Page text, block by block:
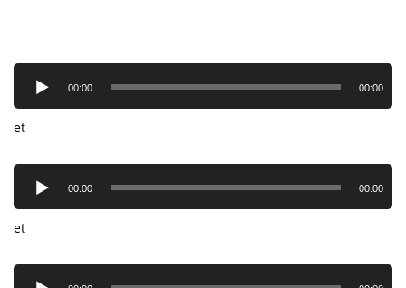
Lecteur
audio
00:00 00:00
et
Lecteur
audio
00:00 00:00
et
Lecteur
audio